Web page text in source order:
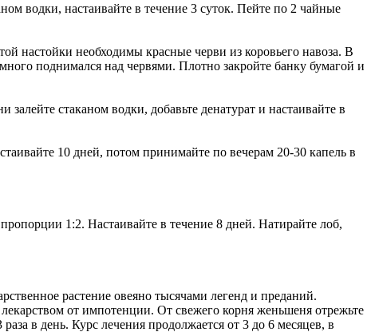
водки, настаивайте в течение 3 суток. Пейте по 2 чайные
настойки необходимы красные черви из коровьего навоза. В
поднимался над червями. Плотно закройте банку бумагой и
залейте стаканом водки, добавьте денатурат и настаивайте в
10 дней, потом принимайте по вечерам 20-30 капель в
1:2. Настаивайте в течение 8 дней. Натирайте лоб,
растение овеяно тысячами легенд и преданий.
от импотенции. От свежего корня женьшеня отрежьте
в день. Курс лечения продолжается от 3 до 6 месяцев, в